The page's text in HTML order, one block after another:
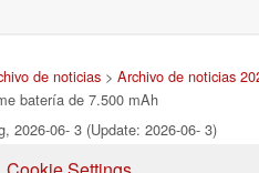
de noticias> Archivo de noticias
batería de 7.500 mAh
2026-06- 3 (Update: 2026-06- 3)